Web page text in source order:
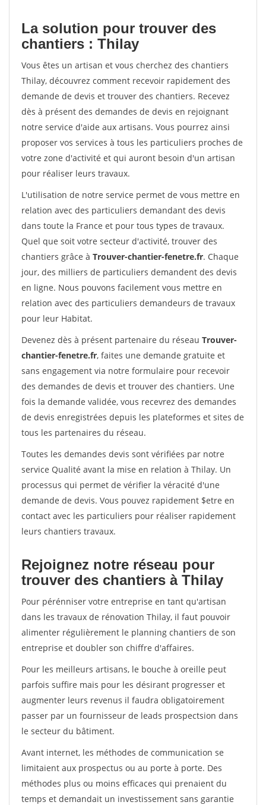
La solution pour trouver des
chantiers : Thilay
Vous êtes un artisan et vous cherchez des chantiers
Thilay, découvrez comment recevoir rapidement des
demande de devis et trouver des chantiers. Recevez
dès à présent des demandes de devis en rejoignant
notre service d'aide aux artisans. Vous pourrez ainsi
proposer vos services à tous les particuliers proches de
votre zone d'activité et qui auront besoin d'un artisan
pour réaliser leurs travaux.
L'utilisation de notre service permet de vous mettre en
relation avec des particuliers demandant des devis
dans toute la France et pour tous types de travaux.
Quel que soit votre secteur d'activité, trouver des
chantiers grâce à Trouver-chantier-fenetre.fr. Chaque
jour, des milliers de particuliers demandent des devis
en ligne. Nous pouvons facilement vous mettre en
relation avec des particuliers demandeurs de travaux
pour leur Habitat.
Devenez dès à présent partenaire du réseau Trouver-
chantier-fenetre.fr, faites une demande gratuite et
sans engagement via notre formulaire pour recevoir
des demandes de devis et trouver des chantiers. Une
fois la demande validée, vous recevrez des demandes
de devis enregistrées depuis les plateformes et sites de
tous les partenaires du réseau.
Toutes les demandes devis sont vérifiées par notre
service Qualité avant la mise en relation à Thilay. Un
processus qui permet de vérifier la véracité d'une
demande de devis. Vous pouvez rapidement $etre en
contact avec les particuliers pour réaliser rapidement
leurs chantiers travaux.
Rejoignez notre réseau pour
trouver des chantiers à Thilay
Pour pérénniser votre entreprise en tant qu'artisan
dans les travaux de rénovation Thilay, il faut pouvoir
alimenter régulièrement le planning chantiers de son
entreprise et doubler son chiffre d'affaires.
Pour les meilleurs artisans, le bouche à oreille peut
parfois suffire mais pour les désirant progresser et
augmenter leurs revenus il faudra obligatoirement
passer par un fournisseur de leads prospectsion dans
le secteur du bâtiment.
Avant internet, les méthodes de communication se
limitaient aux prospectus ou au porte à porte. Des
méthodes plus ou moins efficaces qui prenaient du
temps et demandait un investissement sans garantie